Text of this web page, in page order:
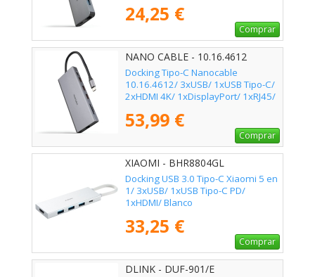
24,25 €
Comprar
NANO CABLE - 10.16.4612
Docking Tipo-C Nanocable
10.16.4612/ 3xUSB/ 1xUSB Tipo-C/
2xHDMI 4K/ 1xDisplayPort/ 1xRJ45/
Tipo-C PD/ Gris
53,99 €
Comprar
XIAOMI - BHR8804GL
Docking USB 3.0 Tipo-C Xiaomi 5 en
1/ 3xUSB/ 1xUSB Tipo-C PD/
1xHDMI/ Blanco
33,25 €
Comprar
DLINK - DUF-901/E